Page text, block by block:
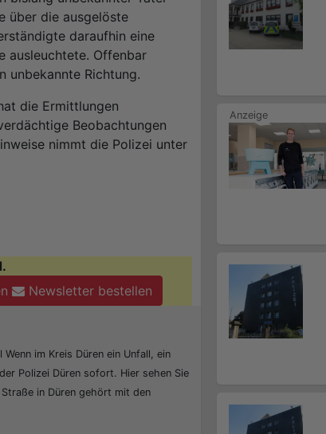
über die ausgelöste
daraufhin eine
ausleuchtete. Offenbar
unbekannte Richtung.
die Ermittlungen
Beobachtungen
nimmt die Polizei unter
Newsletter bestellen
im Kreis Düren ein Unfall, ein
Polizei Düren sofort. Hier sehen Sie
in Düren gehört mit den